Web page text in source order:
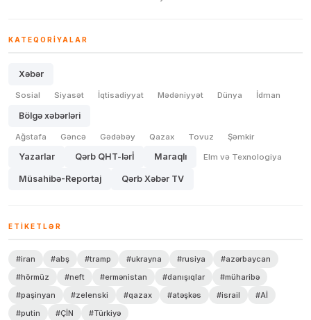
KATEQORIYALAR
Xəbər
Sosial Siyasət İqtisadiyyat Mədəniyyət Dünya İdman
Bölgə xəbərləri
Ağstafa Gəncə Gədəbəy Qazax Tovuz Şəmkir
Yazarlar Qərb QHT-lərİ Maraqlı Elm və Texnologiya
Müsahibə-Reportaj Qərb Xəbər TV
ETIKETLƏR
#iran #abş #tramp #ukrayna #rusiya
#azərbaycan
#hörmüz
#neft #ermənistan #danışıqlar
#müharibə
#paşinyan
#zelenski #qazax #atəşkəs #israil
#Aİ
#putin
#ÇİN #Türkiyə